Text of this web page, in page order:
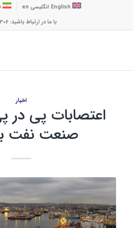
English انگلیسی en
با ما در ارتباط باشید: 8306-021
اخبار
اعتصابات پی در
صنعت نفت